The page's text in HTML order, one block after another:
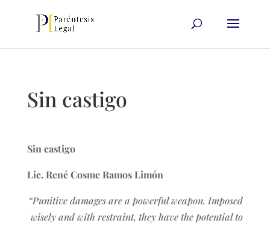
Sin castigo
Sin castigo
Lic. René Cosme Ramos Limón
“Punitive damages are a powerful weapon. Imposed
wisely and with restraint, they have the potential to